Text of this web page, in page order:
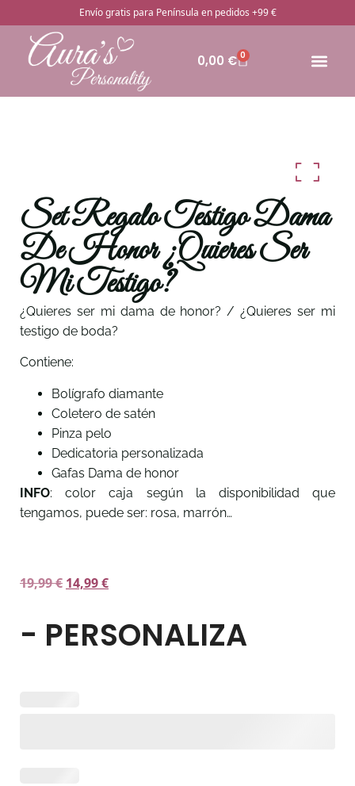
Envío gratis para Península en pedidos +99 €
0,00 € 0
Set Regalo Testigo Dama
De Honor ¿Quieres Ser
Mi Testigo?
¿Quieres ser mi dama de honor? / ¿Quieres ser mi
testigo de boda?
Contiene:
Bolígrafo diamante
Coletero de satén
Pinza pelo
Dedicatoria personalizada
Gafas Dama de honor
INFO: color caja según la disponibilidad que
tengamos, puede ser: rosa, marrón…
19,99€ 14,99€
- PERSONALIZA